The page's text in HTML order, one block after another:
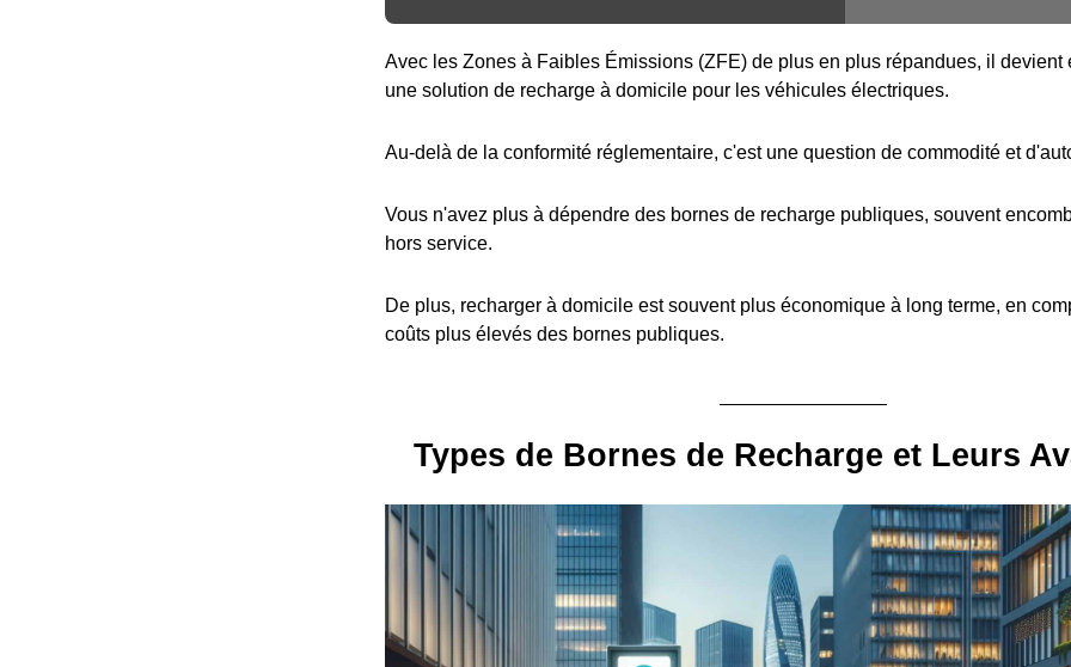
Avec les Zones à Faibles Émissions (ZFE) de plus en plus répandues, il devient
une solution de recharge à domicile pour les véhicules électriques.
Au-delà de la conformité réglementaire, c'est une question de commodité et
Vous n'avez plus à dépendre des bornes de recharge publiques, souvent
hors service.
De plus, recharger à domicile est souvent plus économique à long terme, en
coûts plus élevés des bornes publiques.
Types de Bornes de Recharge et Leurs